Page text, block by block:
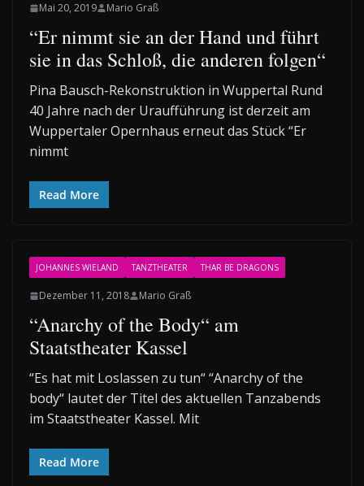
Mai 20, 2019 Mario Graß
“Er nimmt sie an der Hand und führt
sie in das Schloß, die anderen folgen“
Pina Bausch-Rekonstruktion in Wuppertal Rund
40 Jahre nach der Uraufführung ist derzeit am
Wuppertaler Opernhaus erneut das Stück “Er
nimmt
Read More
JOHANNES WIELAND TANZTHEATER THAR BE DRAGONS
Dezember 11, 2018 Mario Graß
“Anarchy of the Body“ am
Staatstheater Kassel
“Es hat mit Loslassen zu tun“ “Anarchy of the
body“ lautet der Titel des aktuellen Tanzabends
im Staatstheater Kassel. Mit
Read More